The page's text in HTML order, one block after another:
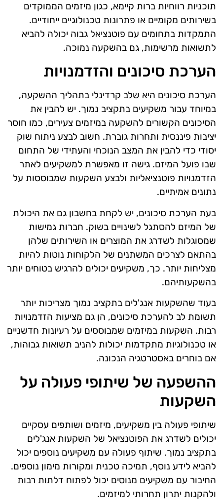
תוכניות רווחיות ברות קיימא, כגון מיזמים הממוקדים
בשירותים מקומיים או פתרונות טכנולוגיים ייחודיים.
התמקדות בתחומים עם פוטנציאל גבוה יכולה להביא
לתשואות מרשימות, גם בהשקעה נמוכה.
הערכת סיכונים והזדמנויות
הערכת סיכונים היא שלב קרדינלי בתהליך ההשקעה,
במיוחד עבור משקיעים בתקציב נמוך. יש להבין את
הסיכונים הקשורים להשקעה במיזמים צעירים, כמו חוסר
יציבות פיננסית ותחרות גוברת. חשוב לבצע ניתוח שוק
יסודי כדי להבין את המצב הנוכחי והעתידי של התחום
שבו פועל המיזם. גישה זו מאפשרת למשקיעים לאתר
הזדמנויות פוטנציאליות ולבצע השקעות שמבוססות על
נתונים אמיתיים.
בעת הערכת סיכונים, יש לקחת בחשבון גם את היכולת
של המיזם להסתגל לשינויים בשוק. חברות גמישות
שמסוגלות לשדרג את המוצרים או השירותים שלהן
בהתאם לצרכים המשתנים של הלקוחות נוטות להיות
מצליחות יותר. כך, משקיעים יכולים להרגיש בטוחים יותר
בהשקעותיהם.
בעוד שהשקעות אנג'לים בתקציב נמוך מצריכות יותר
תשומת לב להערכת סיכונים, הן גם מציעות הזדמנויות
רבות. השקעות במיזמים שמבוססים על רעיונות חדשניים
או טכנולוגיות מתקדמות יכולות להניב תשואות גבוהות,
אם בוחרים באסטרטגיה הנכונה.
ההשפעה של שיתופי פעולה על
השקעות
שיתופי פעולה בין משקיעים, מיזמים ושותפים עסקיים
יכולים לשדרג את הפוטנציאל של השקעות אנג'לים
בתקציב נמוך. שיתוף פעולה עם משקיעים נוספים יכול
להביא לידע נוסף, תמיכה טכנית ומקורות מימון נוספים.
החיבור עם משקיעים מנוסים יכול לפתוח דלתות רבות
ולהקנות יתרון תחרותי למיזמים.